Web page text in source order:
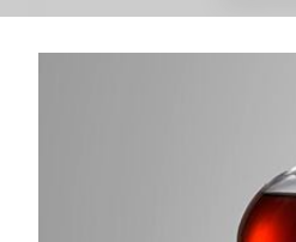
Analyse &
VARIATION